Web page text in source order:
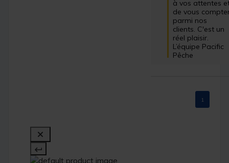
à vos attentes
de vous
parmi nos
clients. C'est un
réel plaisir.
L’équipe Pacific
Pêche
1